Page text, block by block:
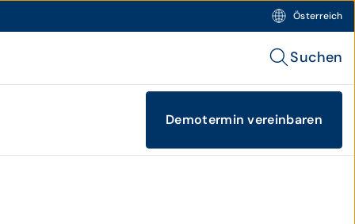
Österreich
Suchen
Demotermin vereinbaren